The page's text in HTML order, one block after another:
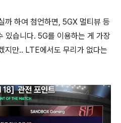
까 하여 첨언하면, 5GX 멀티뷰 등
있습니다. 5G를 이용하는 게 가장
지만.. LTE에서도 무리가 없다는